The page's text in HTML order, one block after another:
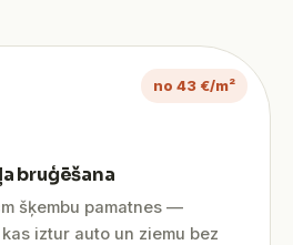
no 43 €/m²
bruģēšana
šķembu pamatnes —
iztur auto un ziemu bez